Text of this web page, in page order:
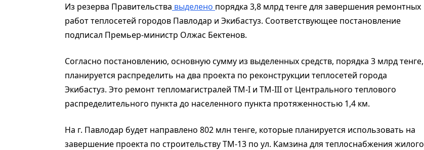
Из резерва Правительства выделено порядка 3,8 млрд тенге для завершения ремонтных
работ теплосетей городов Павлодар и Экибастуз. Соответствующее постановление
подписал Премьер-министр Олжас Бектенов.
Согласно постановлению, основную сумму из выделенных средств, порядка 3 млрд тенге,
планируется распределить на два проекта по реконструкции теплосетей города
Экибастуз. Это ремонт тепломагистралей ТМ-I и ТМ-III от Центрального теплового
распределительного пункта до населенного пункта протяженностью 1,4 км.
На г. Павлодар будет направлено 802 млн тенге, которые планируется использовать на
завершение проекта по строительству ТМ-13 по ул. Камзина для теплоснабжения жилого